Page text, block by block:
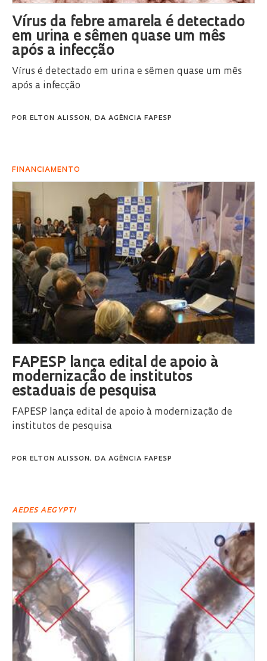
Vírus da febre amarela é detectado
em urina e sêmen quase um mês
após a infecção
Vírus é detectado em urina e sêmen quase um mês
após a infecção
POR ELTON ALISSON, DA AGÊNCIA FAPESP
FINANCIAMENTO
FAPESP lança edital de apoio à
modernização de institutos
estaduais de pesquisa
FAPESP lança edital de apoio à modernização de
institutos de pesquisa
POR ELTON ALISSON, DA AGÊNCIA FAPESP
AEDES AEGYPTI